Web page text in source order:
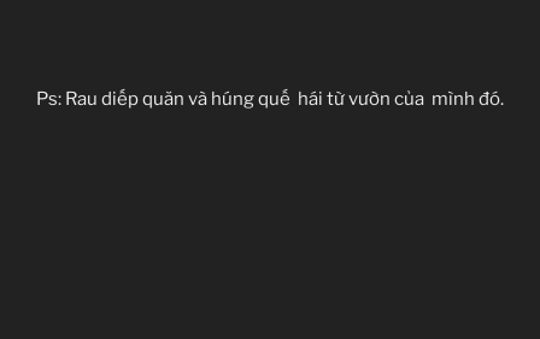
Ps: Rau diếp quăn và húng quế hái từ vườn của mình đó.